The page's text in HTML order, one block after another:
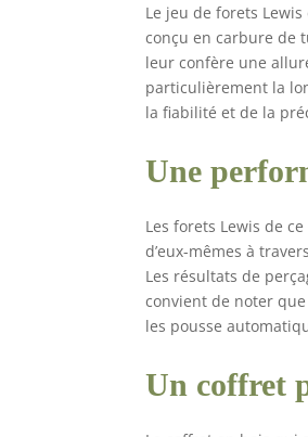
Le jeu de forets
conçu en carbure de
leur confère une
particulièrement la
la fiabilité et de la
Une
Les forets Lewis de
d’eux-mêmes à
Les résultats de
convient de noter
les pousse
Un coffret